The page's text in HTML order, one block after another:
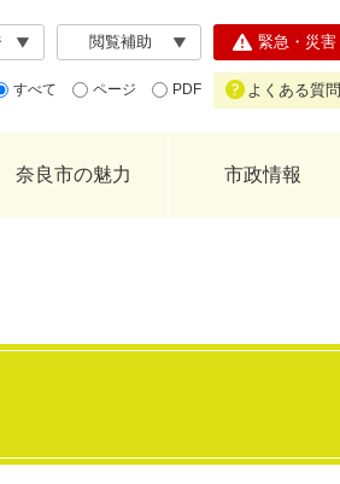
閲覧補助
すべて ページ PDF
緊急・災害
よくある質問
奈良市の魅力 市政情報